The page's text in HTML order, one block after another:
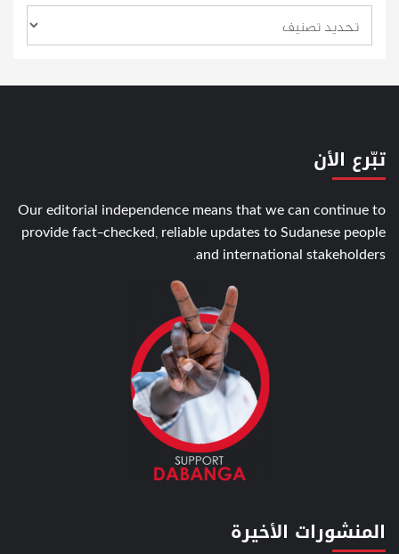
تبّرع الأن
Our editorial independence means that we can continue to
provide fact-checked, reliable updates to Sudanese people
and international stakeholders.
المنشورات الأخيرة